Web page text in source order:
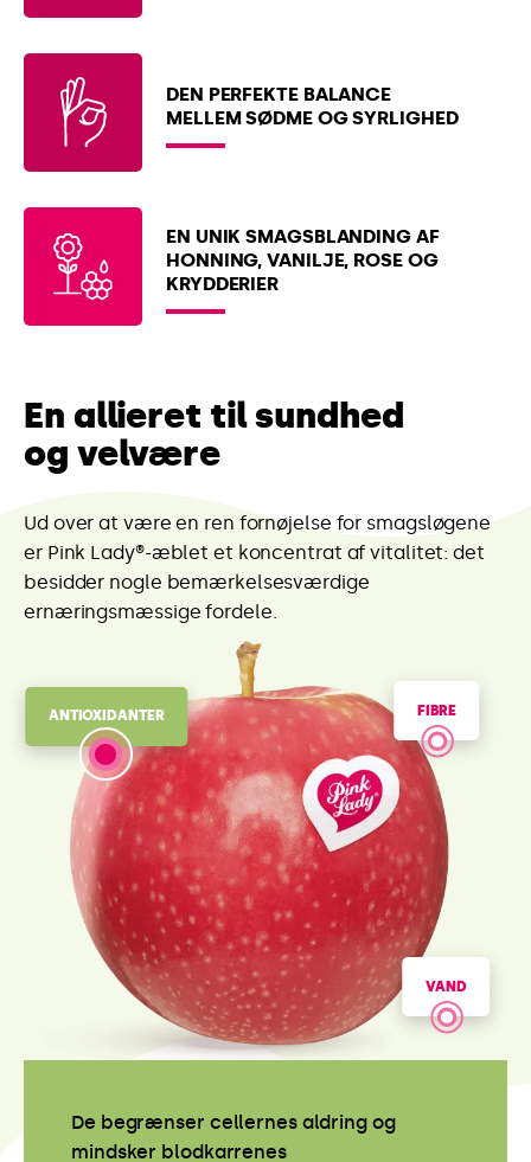
DEN PERFEKTE BALANCE
MELLEM SØDME OG SYRLIGHED
EN UNIK SMAGSBLANDING AF
HONNING, VANILJE, ROSE OG
KRYDDERIER
En allieret til sundhed
og velvære
Ud over at være en ren fornøjelse for smagsløgene
er Pink Lady®-æblet et koncentrat af vitalitet: det
besidder nogle bemærkelsesværdige
ernæringsmæssige fordele.
ANTIOXIDANTER
VAND
FIBRE
Pink Lady®-æblet indeholder 80 % vand.